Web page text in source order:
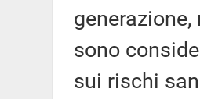
sono
sui rischi